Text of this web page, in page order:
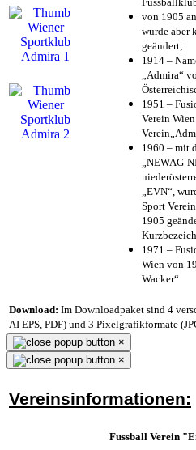
von 1905
wurde aber
geändert;
1914 –
„Admira“
1951 –
Verein
1960 – mit
„NEWAG-
„EVN“,
Sport
1905
1971 –
Wien von
Wacker“
Download: Im Downloadpaket sind 4
AI EPS, PDF) und 3 Pixelgrafikformate
×
×
Vereinsinformationen:
Fussball Verein